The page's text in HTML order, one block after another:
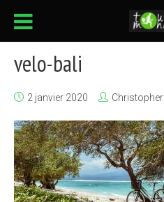
velo-bali
2 janvier 2020 Christopher